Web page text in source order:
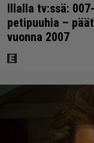
Illalla tv:ssä:
petipuuhia –
vuonna 2007